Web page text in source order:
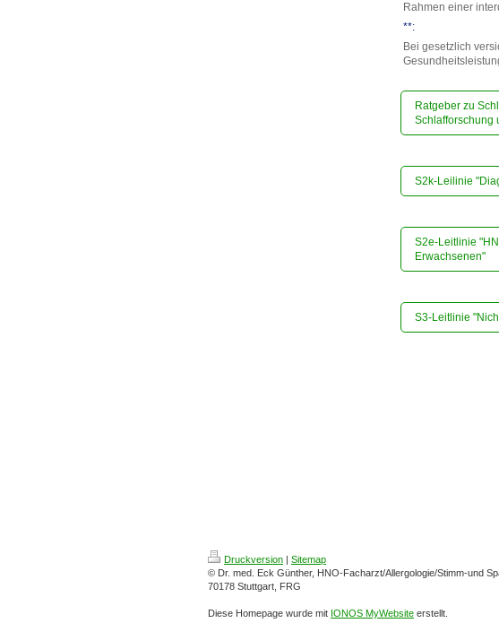
Rahmen einer
**:
Bei gesetzlich
Ratgeber zu
Schlafforschung
S2k-Leilinie
S2e-Leitlinie
Erwachsenen"
S3-Leitlinie
Druckversion | Sitemap
© Dr. med. Eck Günther, HNO-Facharzt/Allergologie/Stimm-und
70178 Stuttgart, FRG
Diese Homepage wurde mit IONOS MyWebsite erstellt.